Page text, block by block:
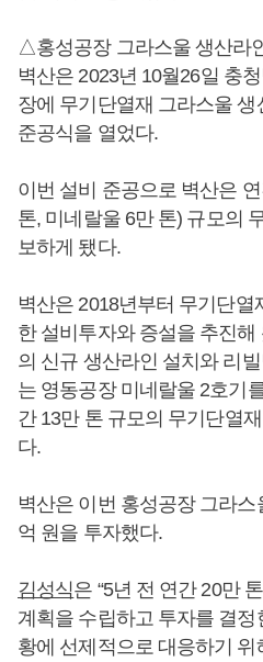
△홍성공장 그라스울 생산라
벽산은 2023년 10월26일 충
장에 무기단열재 그라스울
준공식을 열었다.
이번 설비 준공으로 벽산은
톤, 미네랄울 6만 톤) 규모의
보하게 됐다.
벽산은 2018년부터 무기단열
한 설비투자와 증설을 추진
의 신규 생산라인 설치와 리
는 영동공장 미네랄울 2호기
간 13만 톤 규모의 무기단열
다.
벽산은 이번 홍성공장 그라
억 원을 투자했다.
김성식은 “5년 전 연간 20만
계획을 수립하고 투자를 결
황에 선제적으로 대응하기